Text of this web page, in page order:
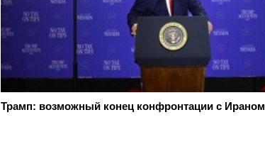
Трамп: возможный конец конфронтации с Ираном